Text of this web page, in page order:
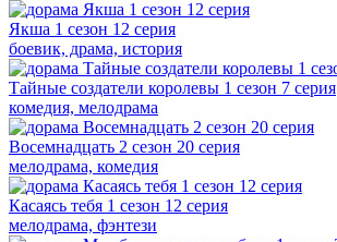
Якша 1 сезон 12 серия
боевик, драма, история
Тайные создатели королевы 1 сезон 7 серия
комедия, мелодрама
Восемнадцать 2 сезон 20 серия
мелодрама, комедия
Касаясь тебя 1 сезон 12 серия
мелодрама, фэнтези